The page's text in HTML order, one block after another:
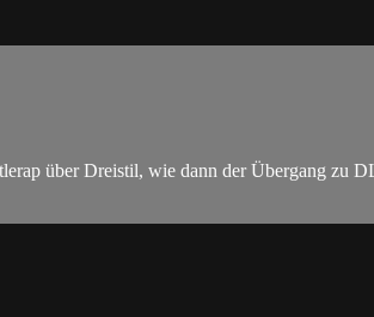
über Dreistil, wie dann der Übergang zu